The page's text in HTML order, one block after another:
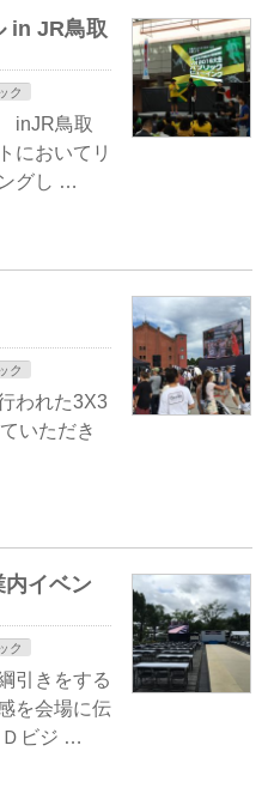
in JR鳥取
ク
inJR鳥取
においてリ
グし …
ク
われた3X3
いただき
イベン
ク
引きをする
を会場に伝
Ｄビジ …